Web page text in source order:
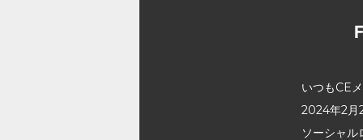
いつもCE
2024年2月
ソーシャ